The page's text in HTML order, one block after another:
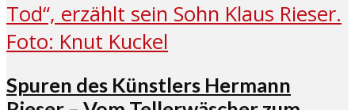
Spuren des Künstlers Hermann